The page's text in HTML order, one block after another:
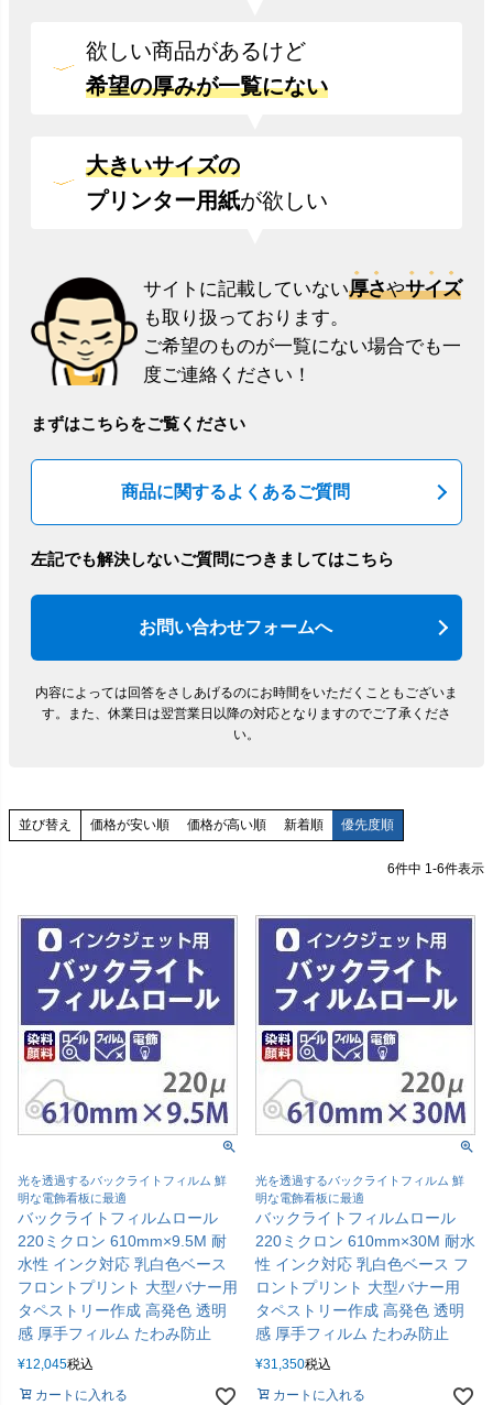
欲しい商品があるけど
希望の厚みが一覧にない
大きいサイズの
プリンター用紙が欲しい
サイトに記載していない厚さやサイズ
も取り扱っております。
ご希望のものが一覧にない場合でも一
度ご連絡ください！
まずはこちらをご覧ください
商品に関するよくあるご質問
左記でも解決しないご質問につきましてはこちら
お問い合わせフォームへ
内容によっては回答をさしあげるのにお時間をいただくこともございま
す。
また、休業日は翌営業日以降の対応となりますのでご了承くださ
い。
並び替え 価格が安い順 価格が高い順 新着順 優先度順
6件中 1-6件表示
光を透過するバックライトフィルム 鮮
明な電飾看板に最適
バックライトフィルムロール
220ミクロン 610mm×9.5M 耐
水性 インク対応 乳白色ベース
フロントプリント 大型バナー用
タペストリー作成 高発色 透明
感 厚手フィルム たわみ防止
¥12,045税込
カートに入れる
光を透過するバックライトフィルム 鮮
明な電飾看板に最適
バックライトフィルムロール
220ミクロン 610mm×30M 耐水
性 インク対応 乳白色ベース フ
ロントプリント 大型バナー用
タペストリー作成 高発色 透明
感 厚手フィルム たわみ防止
¥31,350税込
カートに入れる